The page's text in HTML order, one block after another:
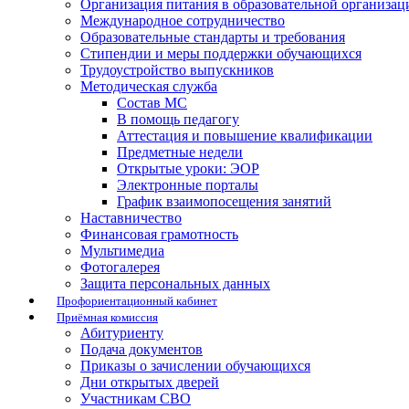
Организация питания в образовательной
Международное сотрудничество
Образовательные стандарты и требования
Стипендии и меры поддержки обучающихся
Трудоустройство выпускников
Методическая служба
Состав МС
В помощь педагогу
Аттестация и повышение квалификации
Предметные недели
Открытые уроки: ЭОР
Электронные порталы
График взаимопосещения занятий
Наставничество
Финансовая грамотность
Мультимедиа
Фотогалерея
Защита персональных данных
Профориентационный кабинет
Приёмная комиссия
Абитуриенту
Подача документов
Приказы о зачислении обучающихся
Дни открытых дверей
Участникам СВО